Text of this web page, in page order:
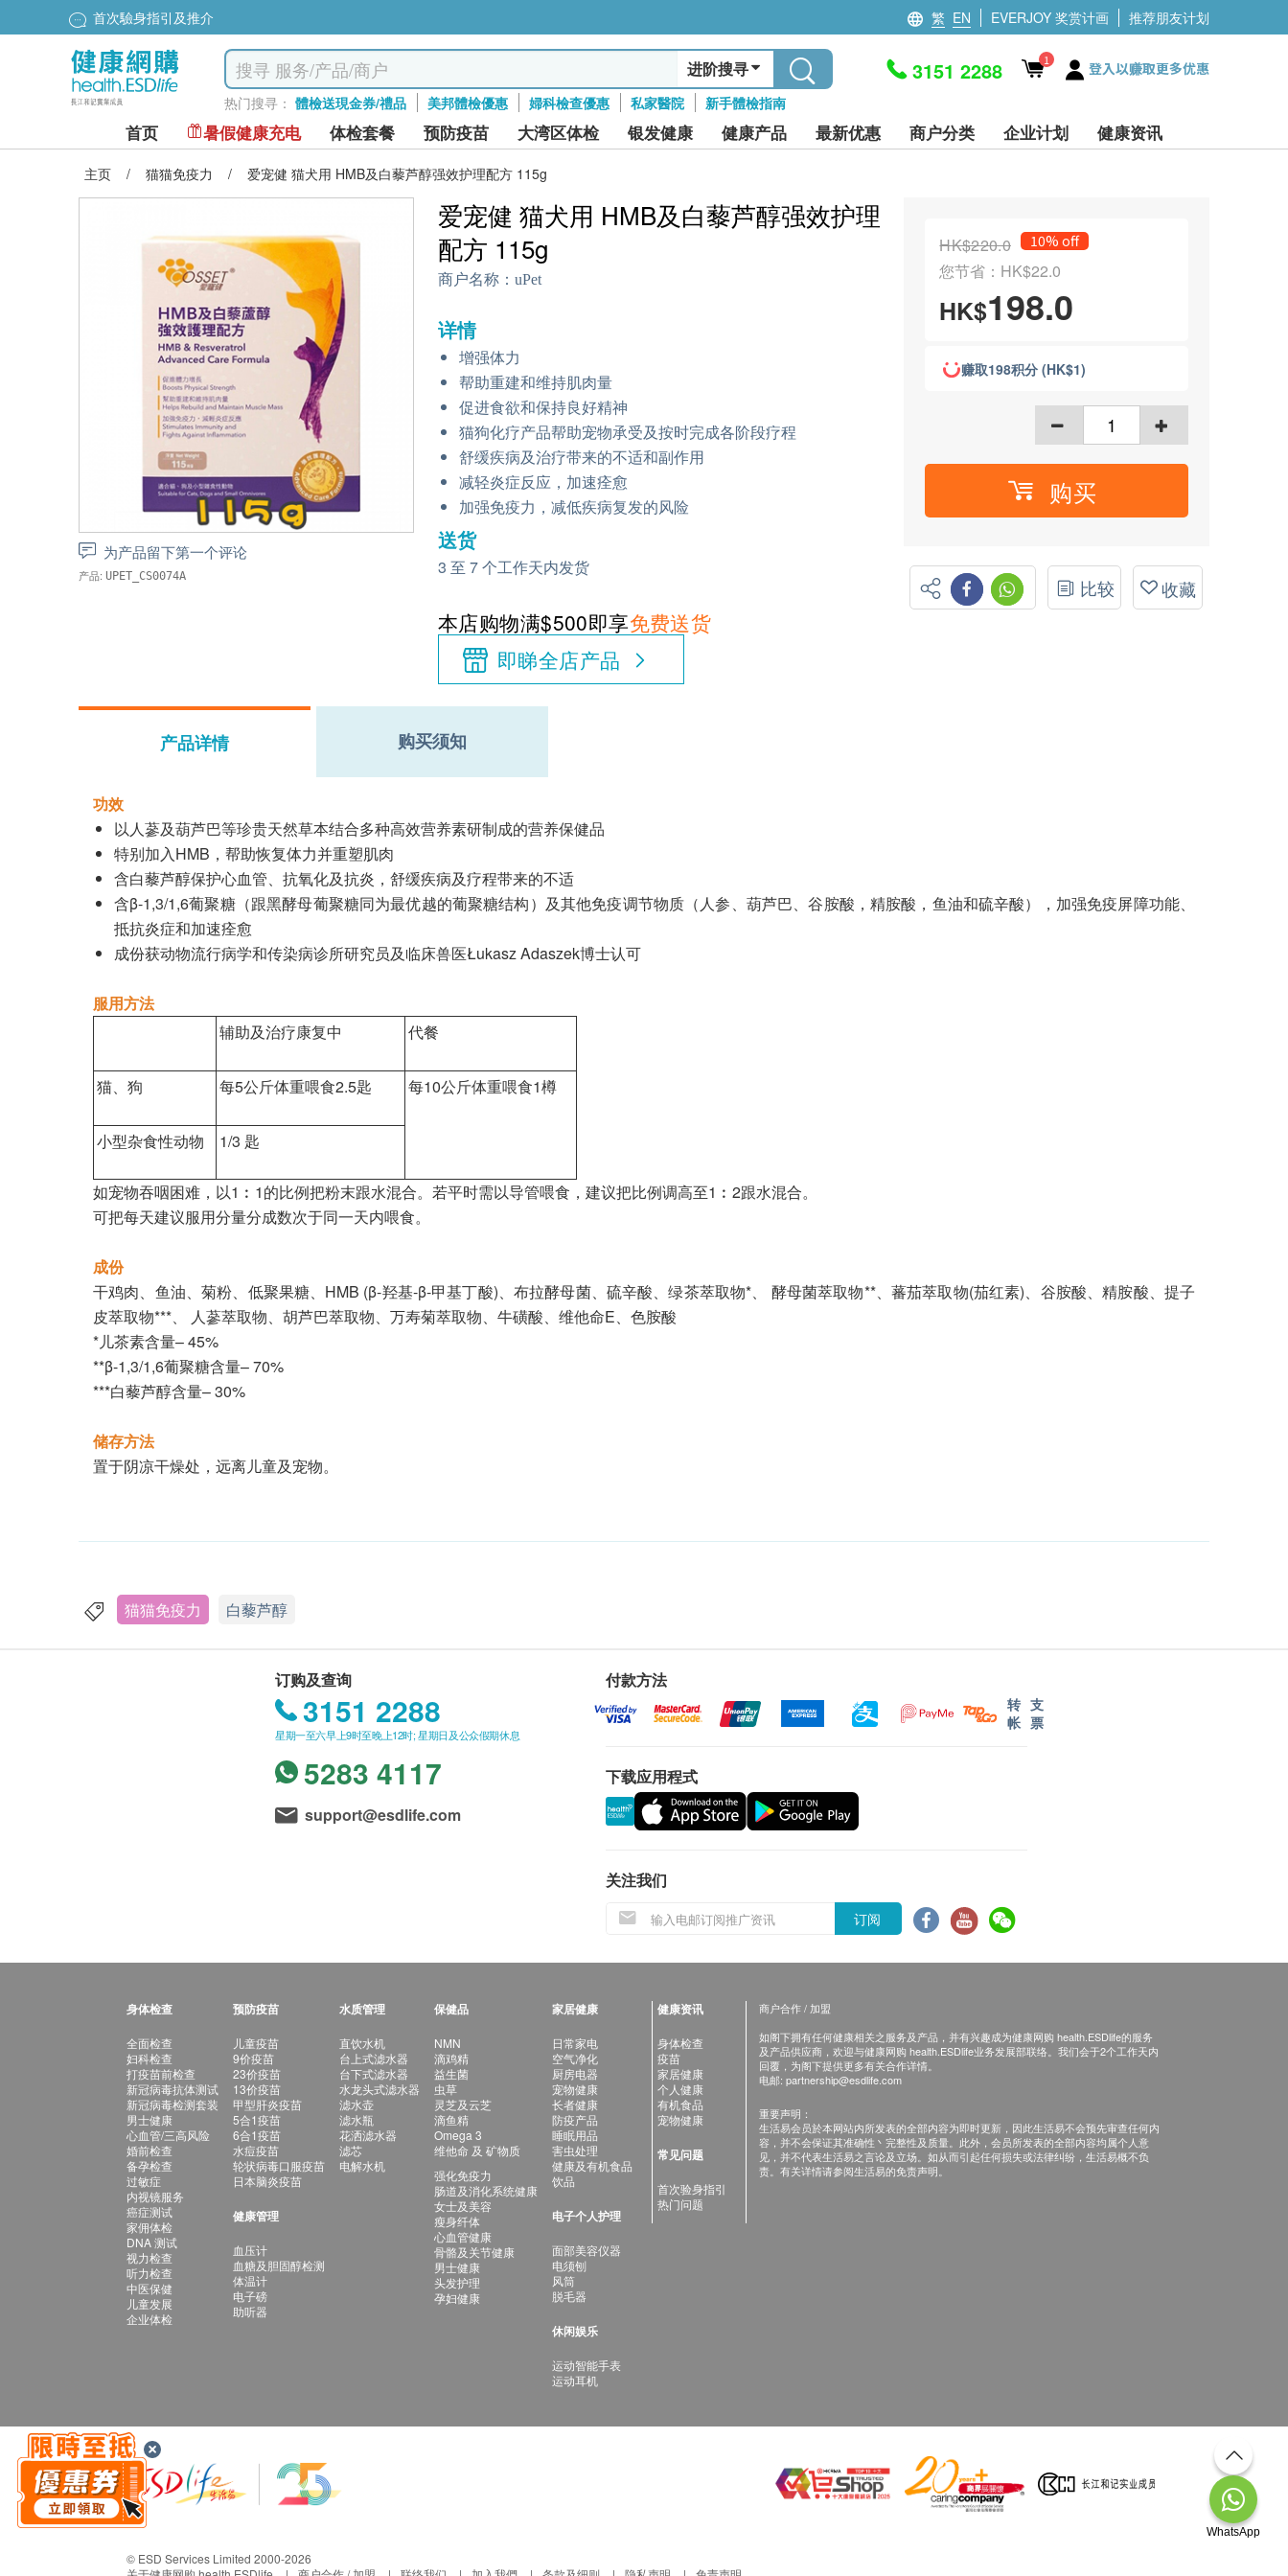
首次驗身指引及推介 繁 EN EVERJOY 奖赏计画 推荐朋友计划
进阶搜寻
热门搜寻： 體檢送現金券/禮品 美邦體檢優惠 婦科檢查優惠 私家醫院 新手體檢指南
3151 2288 1 登入以赚取更多优惠
首页 暑假健康充电 体检套餐 预防疫苗 大湾区体检 银发健康 健康产品 最新优惠 商户分类 企业计划 健康资讯
主页 / 猫猫免疫力 / 爱宠健 猫犬用 HMB及白藜芦醇强效护理配方 115g
为产品留下第一个评论
产品: UPET_CS0074A
爱宠健 猫犬用 HMB及白藜芦醇强效护理
配方 115g
商户名称： uPet
详情
增强体力
帮助重建和维持肌肉量
促进食欲和保持良好精神
猫狗化疗产品帮助宠物承受及按时完成各阶段疗程
舒缓疾病及治疗带来的不适和副作用
减轻炎症反应，加速痊愈
加强免疫力，减低疾病复发的风险
送货
3 至 7 个工作天内发货
本店购物满$500即享免费送货
即睇全店产品
HK$220.0 10% off
您节省：HK$22.0
HK$198.0
赚取198积分 (HK$1)
购买
比较 收藏
产品详情 购买须知
功效
以人蔘及葫芦巴等珍贵天然草本结合多种高效营养素研制成的营养保健品
特别加入HMB，帮助恢复体力并重塑肌肉
含白藜芦醇保护心血管、抗氧化及抗炎，舒缓疾病及疗程带来的不适
含β-1,3/1,6葡聚糖（跟黑酵母葡聚糖同为最优越的葡聚糖结构）及其他免疫调节物质（人参、葫芦巴、谷胺酸，精胺酸，鱼油和硫辛酸），加强免疫屏障功能、
抵抗炎症和加速痊愈
成份获动物流行病学和传染病诊所研究员及临床兽医Łukasz Adaszek博士认可
服用方法
辅助及治疗康复中
代餐
猫、狗 每5公斤体重喂食2.5匙 每10公斤体重喂食1樽
小型杂食性动物 1/3 匙
如宠物吞咽困难，以1︰1的比例把粉末跟水混合。若平时需以导管喂食，建议把比例调高至1︰2跟水混合。
可把每天建议服用分量分成数次于同一天内喂食。
成份
干鸡肉、鱼油、菊粉、低聚果糖、HMB (β-羟基-β-甲基丁酸)、布拉酵母菌、硫辛酸、绿茶萃取物*、 酵母菌萃取物**、蕃茄萃取物(茄红素)、谷胺酸、精胺酸、提子
皮萃取物***、 人蔘萃取物、胡芦巴萃取物、万寿菊萃取物、牛磺酸、维他命E、色胺酸
*儿茶素含量– 45%
**β-1,3/1,6葡聚糖含量– 70%
***白藜芦醇含量– 30%
储存方法
置于阴凉干燥处，远离儿童及宠物。
猫猫免疫力 白藜芦醇
订购及查询
3151 2288
星期一至六早上9时至晚上12时; 星期日及公众假期休息
5283 4117
support@esdlife.com
付款方法
转
帐
支
票
下载应用程式
关注我们
订阅
身体检查
全面检查
妇科检查
打疫苗前检查
新冠病毒抗体测试
新冠病毒检测套装
男士健康
心血管/三高风险
婚前检查
备孕检查
过敏症
内视镜服务
癌症测试
家佣体检
DNA 测试
视力检查
听力检查
中医保健
儿童发展
企业体检
预防疫苗
儿童疫苗
9价疫苗
23价疫苗
13价疫苗
甲型肝炎疫苗
5合1疫苗
6合1疫苗
水痘疫苗
轮状病毒口服疫苗
日本脑炎疫苗
健康管理
血压计
血糖及胆固醇检测
体温计
电子磅
助听器
水质管理
直饮水机
台上式滤水器
台下式滤水器
水龙头式滤水器
滤水壶
滤水瓶
花洒滤水器
滤芯
电解水机
保健品
NMN
滴鸡精
益生菌
虫草
灵芝及云芝
滴鱼精
Omega 3
维他命 及 矿物质
强化免疫力
肠道及消化系统健康
女士及美容
瘦身纤体
心血管健康
骨骼及关节健康
男士健康
头发护理
孕妇健康
家居健康
日常家电
空气净化
厨房电器
宠物健康
长者健康
防疫产品
睡眠用品
害虫处理
健康及有机食品
饮品
电子个人护理
面部美容仪器
电须刨
风筒
脱毛器
休闲娱乐
运动智能手表
运动耳机
健康资讯
身体检查
疫苗
家居健康
个人健康
有机食品
宠物健康
常见问题
首次验身指引
热门问题
商户合作 / 加盟
如阁下拥有任何健康相关之服务及产品，并有兴趣成为健康网购 health.ESDlife的服务
及产品供应商，欢迎与健康网购 health.ESDlife业务发展部联络。我们会于2个工作天内
回覆，为阁下提供更多有关合作详情。
电邮: partnership@esdlife.com
重要声明：
生活易会员於本网站内所发表的全部内容为即时更新，因此生活易不会预先审查任何内
容，并不会保证其准确性丶完整性及质量。此外，会员所发表的全部内容均属个人意
见，并不代表生活易之言论及立场。如从而引起任何损失或法律纠纷，生活易概不负
责。有关详情请参阅生活易的免责声明。
© ESD Services Limited 2000-2026
WhatsApp